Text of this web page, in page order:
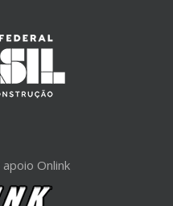
apoio Onlink